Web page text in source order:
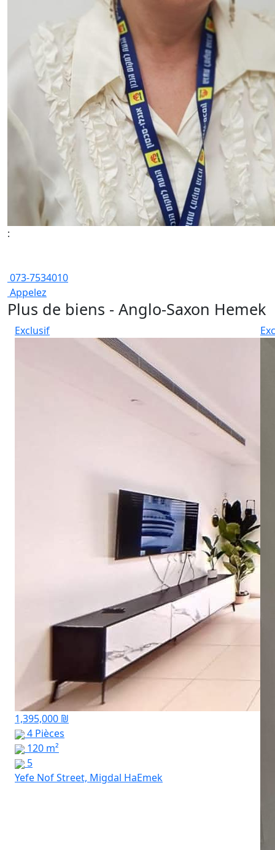
:
073-7534010
Appelez
Plus de biens - Anglo-Saxon Hemek
Exclusif
1,395,000 ₪
4 Pièces
120 m²
5
Yefe Nof Street, Migdal HaEmek